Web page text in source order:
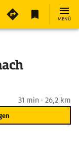
MENÜ
31 min · 26,2 km